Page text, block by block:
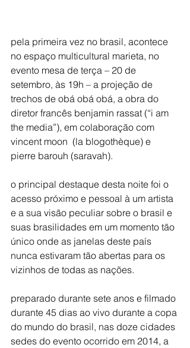
pela primeira vez no brasil, acontece
no espaço multicultural marieta, no
evento mesa de terça – 20 de
setembro, às 19h – a projeção de
trechos de obá obá obá, a obra do
diretor francês benjamin rassat (“i am
the media”), em colaboração com
vincent moon  (la blogothèque) e
pierre barouh (saravah).
o principal destaque desta noite foi o
acesso próximo e pessoal à um artista
e a sua visão peculiar sobre o brasil e
suas brasilidades em um momento tão
único onde as janelas deste país
nunca estivaram tão abertas para os
vizinhos de todas as nações.
preparado durante sete anos e filmado
durante 45 dias ao vivo durante a copa
do mundo do brasil, nas doze cidades
sedes do evento ocorrido em 2014, a